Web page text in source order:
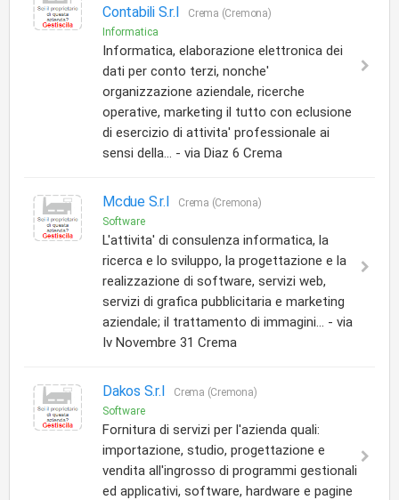
Contabili S.r.l
Crema (Cremona)
Informatica
Informatica, elaborazione elettronica dei
dati per conto terzi, nonche'
organizzazione aziendale, ricerche
operative, marketing il tutto con eclusione
di esercizio di attivita' professionale ai
sensi della... - via Diaz 6 Crema
Mcdue S.r.l
Crema (Cremona)
Software
L'attivita' di consulenza informatica, la
ricerca e lo sviluppo, la progettazione e la
realizzazione di software, servizi web,
servizi di grafica pubblicitaria e marketing
aziendale; il trattamento di immagini... - via
Iv Novembre 31 Crema
Dakos S.r.l
Crema (Cremona)
Software
Fornitura di servizi per l'azienda quali:
importazione, studio, progettazione e
vendita all'ingrosso di programmi gestionali
ed applicativi, software, hardware e pagine